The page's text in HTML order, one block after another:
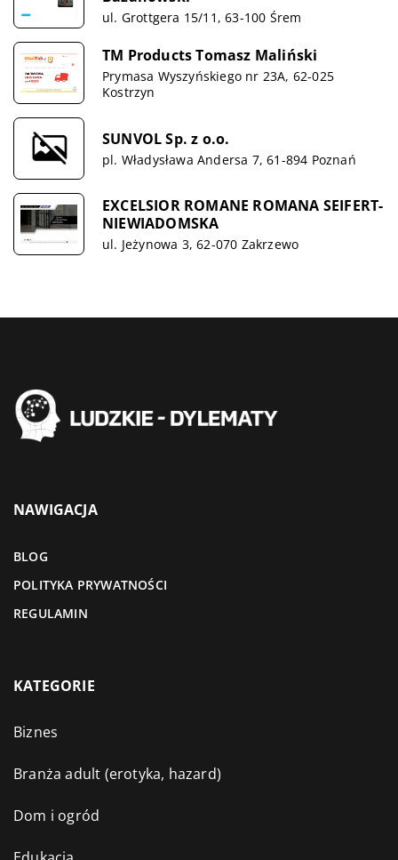
ul. Grottgera 15/11, 63-100 Śrem
TM Products Tomasz Maliński
Prymasa Wyszyńskiego nr 23A, 62-025
Kostrzyn
SUNVOL Sp. z o.o.
pl. Władysława Andersa 7, 61-894 Poznań
EXCELSIOR ROMANE ROMANA SEIFERT-
NIEWIADOMSKA
ul. Jeżynowa 3, 62-070 Zakrzewo
NAWIGACJA
BLOG
POLITYKA PRYWATNOŚCI
REGULAMIN
KATEGORIE
Biznes
Branża adult (erotyka, hazard)
Dom i ogród